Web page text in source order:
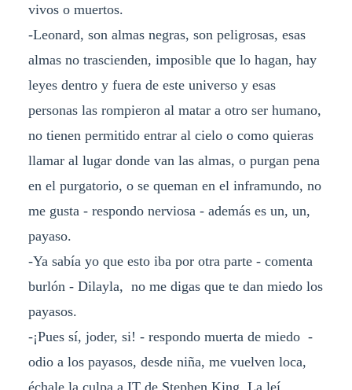
vivos o muertos.
-Leonard, son almas negras, son peligrosas, esas
almas no trascienden, imposible que lo hagan, hay
leyes dentro y fuera de este universo y esas
personas las rompieron al matar a otro ser humano,
no tienen permitido entrar al cielo o como quieras
llamar al lugar donde van las almas, o purgan pena
en el purgatorio, o se queman en el inframundo, no
me gusta - respondo nerviosa - además es un, un,
payaso.
-Ya sabía yo que esto iba por otra parte - comenta
burlón - Dilayla, no me digas que te dan miedo los
payasos.
-¡Pues sí, joder, si! - respondo muerta de miedo -
odio a los payasos, desde niña, me vuelven loca,
échale la culpa a IT de Stephen King. La leí